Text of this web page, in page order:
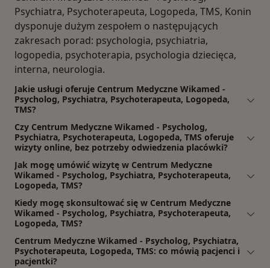
Psychiatra, Psychoterapeuta, Logopeda, TMS, Konin
dysponuje dużym zespołem o następujących
zakresach porad: psychologia, psychiatria,
logopedia, psychoterapia, psychologia dziecięca,
interna, neurologia.
Jakie usługi oferuje Centrum Medyczne Wikamed -
Psycholog, Psychiatra, Psychoterapeuta, Logopeda,
TMS?
Czy Centrum Medyczne Wikamed - Psycholog,
Psychiatra, Psychoterapeuta, Logopeda, TMS oferuje
wizyty online, bez potrzeby odwiedzenia placówki?
Jak mogę umówić wizytę w Centrum Medyczne
Wikamed - Psycholog, Psychiatra, Psychoterapeuta,
Logopeda, TMS?
Kiedy mogę skonsultować się w Centrum Medyczne
Wikamed - Psycholog, Psychiatra, Psychoterapeuta,
Logopeda, TMS?
Centrum Medyczne Wikamed - Psycholog, Psychiatra,
Psychoterapeuta, Logopeda, TMS: co mówią pacjenci i
pacjentki?